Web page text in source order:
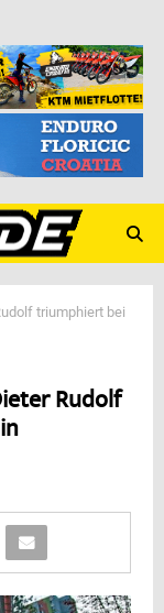
triumphiert bei
Rudolf